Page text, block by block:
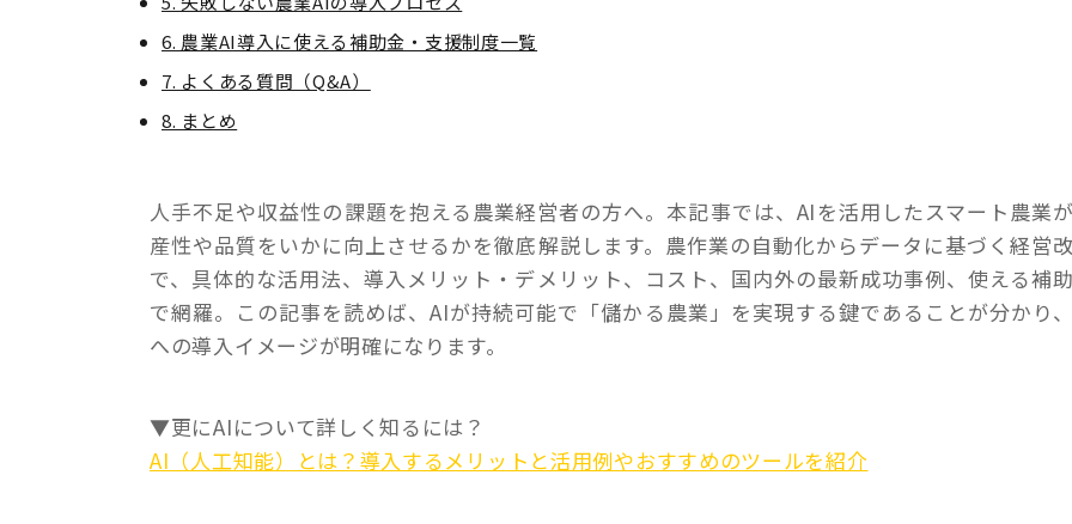
6. 農業AI導入に使える補助金・支援制度一覧
7. よくある質問（Q&A）
8. まとめ
人手不足や収益性の課題を抱える農業経営者の方へ。本記事では、AIを活用したスマート農業
産性や品質をいかに向上させるかを徹底解説します。農作業の自動化からデータに基づく経営
で、具体的な活用法、導入メリット・デメリット、コスト、国内外の最新成功事例、使える補
で網羅。この記事を読めば、AIが持続可能で「儲かる農業」を実現する鍵であることが分かり
への導入イメージが明確になります。
▼更にAIについて詳しく知るには？
AI（人工知能）とは？導入するメリットと活用例やおすすめのツールを紹介